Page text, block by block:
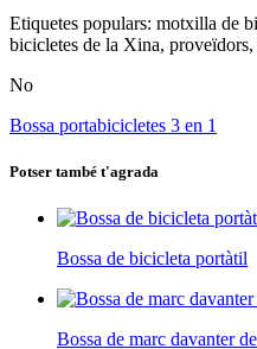
Etiquetes populars: motxilla de
bicicletes de la Xina, proveïdors,
No
Bossa portabicicletes 3 en 1
Potser també t'agrada
Bossa de bicicleta portàtil
Bossa de marc davanter